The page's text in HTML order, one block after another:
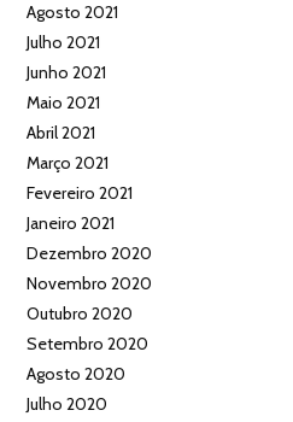
Agosto 2021
Julho 2021
Junho 2021
Maio 2021
Abril 2021
Março 2021
Fevereiro 2021
Janeiro 2021
Dezembro 2020
Novembro 2020
Outubro 2020
Setembro 2020
Agosto 2020
Julho 2020